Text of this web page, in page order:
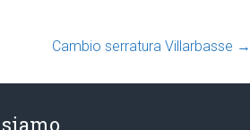
Cambio serratura Villarbasse →